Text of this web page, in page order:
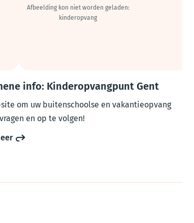
info: Kinderopvangpunt Gent
om uw buitenschoolse en vakantieopvang
en op te volgen!